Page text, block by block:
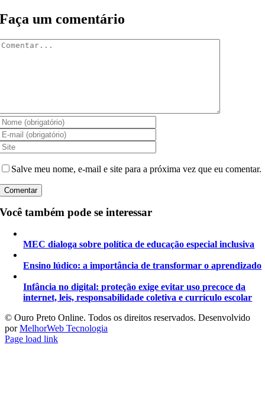
Faça um comentário
Salve meu nome, e-mail e site para a próxima vez que eu comentar.
Você também pode se interessar
MEC dialoga sobre política de educação especial inclusiva
Ensino lúdico: a importância de transformar o aprendizado
Infância no digital: proteção exige evitar uso precoce da
internet, leis, responsabilidade coletiva e currículo escolar
©️ Ouro Preto Online. Todos os direitos reservados. Desenvolvido
porMelhorWeb Tecnologia
Page load link